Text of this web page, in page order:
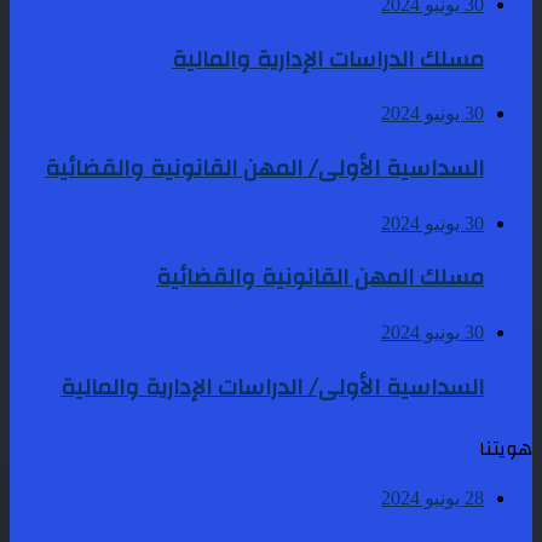
مسلك الدراسات الإدارية والمالية
30 يونيو 2024
السداسية الأولى/ المهن القانونية والقضائية
30 يونيو 2024
مسلك المهن القانونية والقضائية
30 يونيو 2024
السداسية الأولى/ الدراسات الإدارية والمالية
هويتنا
28 يونيو 2024